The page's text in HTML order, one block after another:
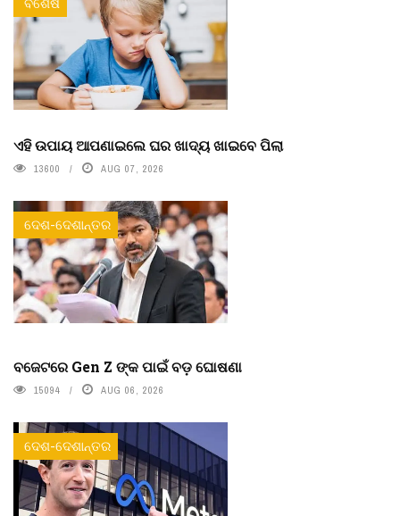
ଏହି ଉପାୟ ଆପଣାଇଲେ ଘର ଖାଦ୍ୟ ଖାଇବେ ପିଲା
13600 AUG 07, 2026
ଦେଶ-ଦେଶାନ୍ତର
ବଜେଟରେ Gen Z ଙ୍କ ପାଇଁ ବଡ଼ ଘୋଷଣା
15094 AUG 06, 2026
ଦେଶ-ଦେଶାନ୍ତର